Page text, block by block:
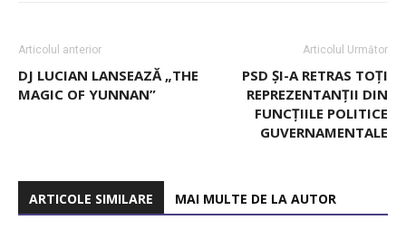
Articolul anterior
DJ LUCIAN LANSEAZĂ „THE
MAGIC OF YUNNAN”
Articolul Următor
PSD ȘI-A RETRAS TOȚI
REPREZENTANȚII DIN
FUNCȚIILE POLITICE
GUVERNAMENTALE
ARTICOLE SIMILARE MAI MULTE DE LA AUTOR